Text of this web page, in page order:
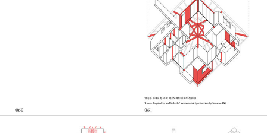
m 떨어진 먼 서울에 있지만 알바로 시자, 아돌프 로스, 로버트 벤투
리, 그리고 데니스 스콧 브라운 같은 우리에게 친숙하고 나름 가까운
레퍼런스들과 관계를 맺고 있다.” - 팔라, ‘추천의 글’, 26쪽
“『잃어버린 한국의 주택들』은 다양하면서도 일관성 있게 선별된 주
택 작업들을 소개한다. 이 집들은 절대 평범하지 않은, 수학적이면서
조형적인 프로젝트다. 독특한 형식적 실험을 묘사하면서 동시에 건축
주, 도시의 규제와 제약, 지역 정치 등 각 시대의 한계와 어려움을 극